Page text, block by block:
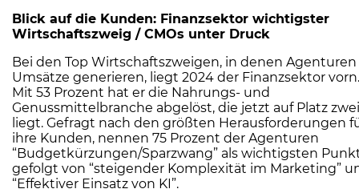
Blick auf die Kunden: Finanzsektor wichtigster
Wirtschaftszweig / CMOs unter Druck
Bei den Top Wirtschaftszweigen, in denen Agenturen
Umsätze generieren, liegt 2024 der Finanzsektor vorn.
Mit 53 Prozent hat er die Nahrungs- und
Genussmittelbranche abgelöst, die jetzt auf Platz zwei
liegt. Gefragt nach den größten Herausforderungen
ihre Kunden, nennen 75 Prozent der Agenturen
“Budgetkürzungen/Sparzwang” als wichtigsten
gefolgt von “steigender Komplexität im Marketing”
“Effektiver Einsatz von KI”.